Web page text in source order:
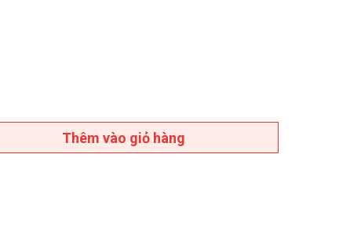
Thêm vào giỏ hàng